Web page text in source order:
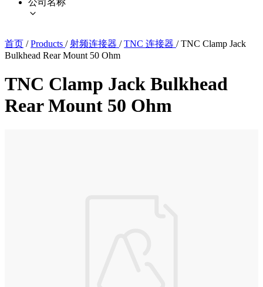
首页 / Products / 射频连接器 / TNC 连接器 / TNC Clamp Jack
Bulkhead Rear Mount 50 Ohm
TNC Clamp Jack Bulkhead
Rear Mount 50 Ohm